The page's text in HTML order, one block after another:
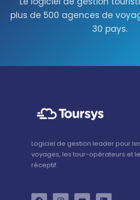
plus de 500 agences de
30 pays.
Logiciel de gestion leader pour
voyages, les tour-opérateurs et
réceptif.